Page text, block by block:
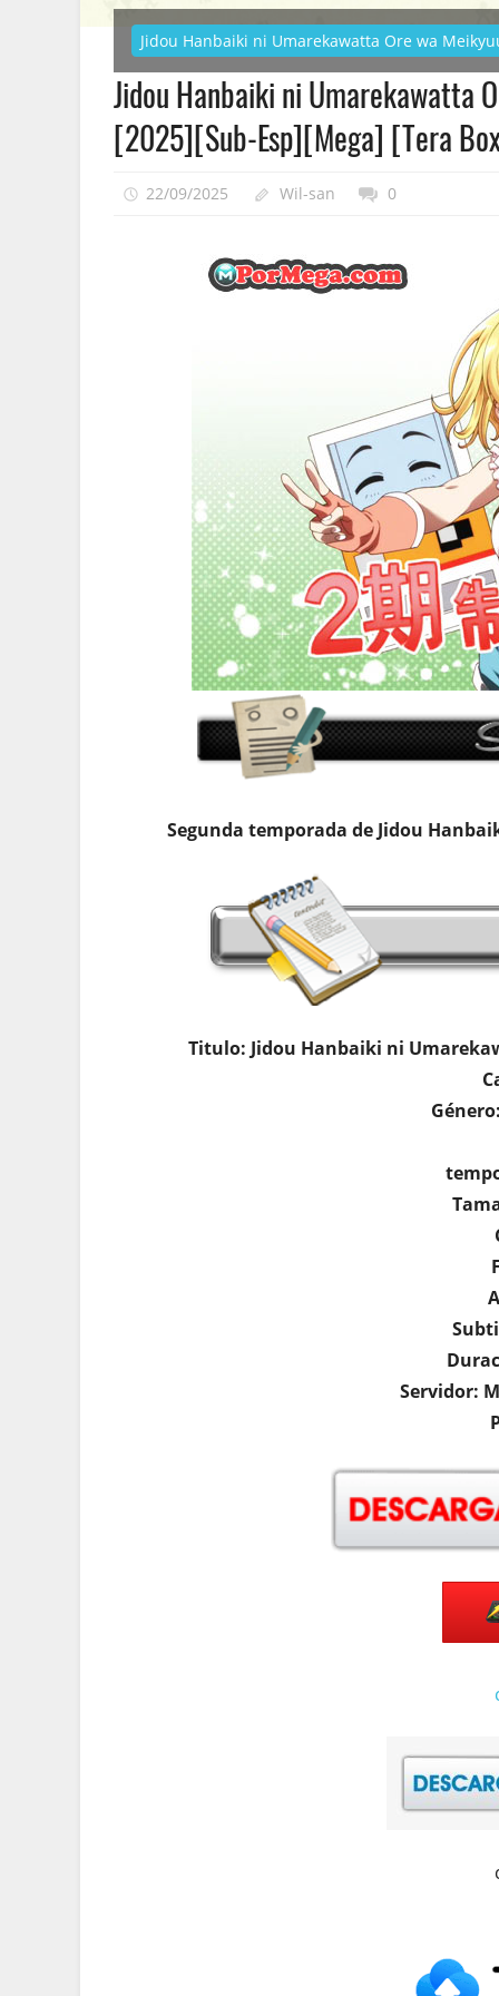
Jidou Hanbaiki ni Umarekawatta Ore wa
Jidou Hanbaiki ni Umarekawatta
[2025][Sub-Esp][Mega] [Tera
22/09/2025 Wil-san 0
Segunda temporada de Jidou
Titulo: Jidou Hanbaiki ni
Servidor: